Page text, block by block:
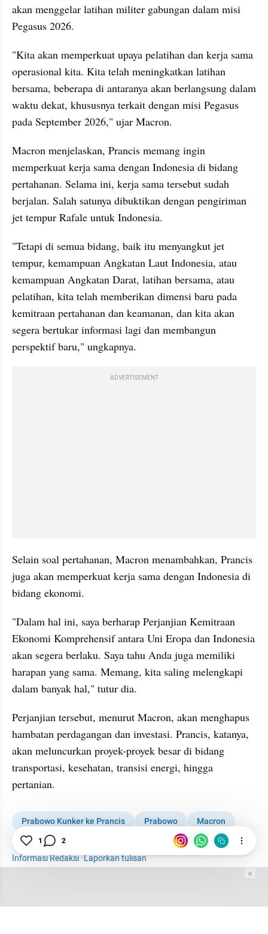
akan menggelar latihan militer gabungan dalam misi
Pegasus 2026.
"Kita akan memperkuat upaya pelatihan dan kerja sama
operasional kita. Kita telah meningkatkan latihan
bersama, beberapa di antaranya akan berlangsung dalam
waktu dekat, khususnya terkait dengan misi Pegasus
pada September 2026," ujar Macron.
Macron menjelaskan, Prancis memang ingin
memperkuat kerja sama dengan Indonesia di bidang
pertahanan. Selama ini, kerja sama tersebut sudah
berjalan. Salah satunya dibuktikan dengan pengiriman
jet tempur Rafale untuk Indonesia.
"Tetapi di semua bidang, baik itu menyangkut jet
tempur, kemampuan Angkatan Laut Indonesia, atau
kemampuan Angkatan Darat, latihan bersama, atau
pelatihan, kita telah memberikan dimensi baru pada
kemitraan pertahanan dan keamanan, dan kita akan
segera bertukar informasi lagi dan membangun
perspektif baru," ungkapnya.
ADVERTISEMENT
Selain soal pertahanan, Macron menambahkan, Prancis
juga akan memperkuat kerja sama dengan Indonesia di
bidang ekonomi.
"Dalam hal ini, saya berharap Perjanjian Kemitraan
Ekonomi Komprehensif antara Uni Eropa dan Indonesia
akan segera berlaku. Saya tahu Anda juga memiliki
harapan yang sama. Memang, kita saling melengkapi
dalam banyak hal," tutur dia.
Perjanjian tersebut, menurut Macron, akan menghapus
hambatan perdagangan dan investasi. Prancis, katanya,
akan meluncurkan proyek-proyek besar di bidang
transportasi, kesehatan, transisi energi, hingga
pertanian.
Prabowo Kunker ke Prancis Prabowo
Macron
Paris
Prancis
Informasi Redaksi·Laporkan tulisan
1 2